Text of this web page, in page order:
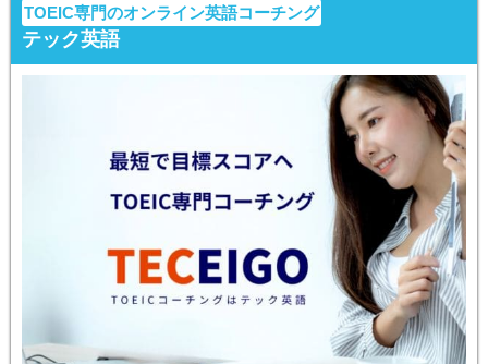
TOEIC専門のオンライン英語コーチング
テック英語